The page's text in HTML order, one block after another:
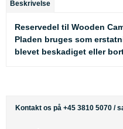
Beskrivelse
Reservedel til Wooden
Pladen bruges som
blevet beskadiget eller
Kontakt os på +45 3810 5070 /